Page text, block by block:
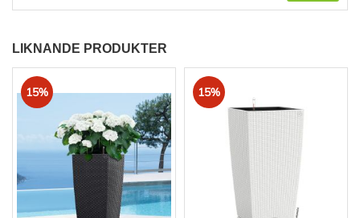
LIKNANDE PRODUKTER
15% 15%